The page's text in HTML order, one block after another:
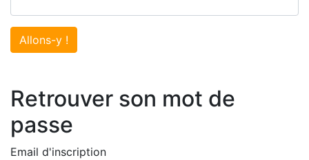
Allons-y !
Retrouver son mot de
passe
Email d'inscription